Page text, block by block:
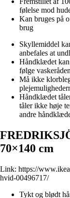
følelse mod
Kan bruges på
brug
Skyllemiddel
anbefales at
Håndklædet
følge
Må ikke
Håndklædet
tåler ikke høje
andre
70×140 cm
Link: https://
hvid-00496717/
Tykt og blødt